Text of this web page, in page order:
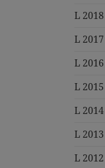
L 2018
L 2017
L 2016
L 2015
L 2014
L 2013
L 2012